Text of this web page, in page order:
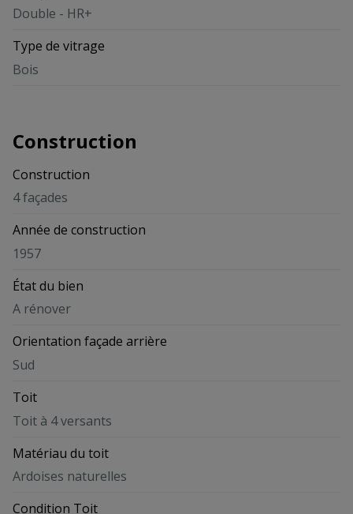
Double - HR+
Type de vitrage
Bois
Construction
Construction
4 façades
Année de construction
1957
État du bien
A rénover
Orientation façade arrière
Sud
Toit
Toit à 4 versants
Matériau du toit
Ardoises naturelles
Condition Toit